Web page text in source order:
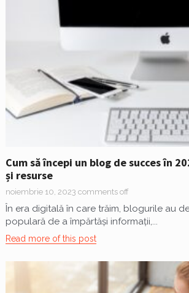
Cum să începi un blog de succes în
și resurse
noiembrie 10, 2023 comments off
În era digitală în care trăim, blogurile au
populară de a împărtăși informații,...
Read more of this post